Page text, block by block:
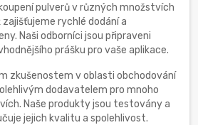
pulverů v různých množstvích
rychlé dodání a
Naši odborníci jsou připraveni
prášku pro vaše aplikace.
zkušenostem v oblasti obchodování
dodavatelem pro mnoho
Naše produkty jsou testovány a
jejich kvalitu a spolehlivost.